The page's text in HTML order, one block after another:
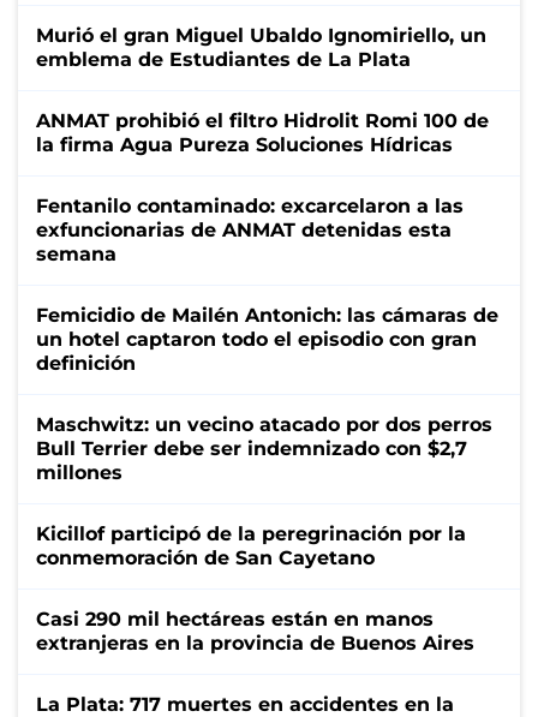
Murió el gran Miguel Ubaldo Ignomiriello, un
emblema de Estudiantes de La Plata
ANMAT prohibió el filtro Hidrolit Romi 100 de
la firma Agua Pureza Soluciones Hídricas
Fentanilo contaminado: excarcelaron a las
exfuncionarias de ANMAT detenidas esta
semana
Femicidio de Mailén Antonich: las cámaras de
un hotel captaron todo el episodio con gran
definición
Maschwitz: un vecino atacado por dos perros
Bull Terrier debe ser indemnizado con $2,7
millones
Kicillof participó de la peregrinación por la
conmemoración de San Cayetano
Casi 290 mil hectáreas están en manos
extranjeras en la provincia de Buenos Aires
La Plata: 717 muertes en accidentes en la